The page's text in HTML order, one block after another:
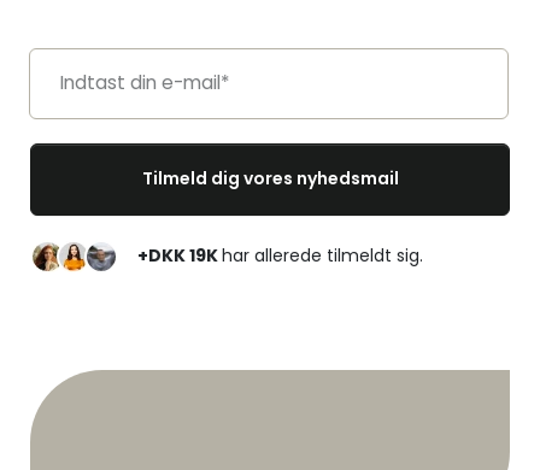
+DKK 19Khar allerede tilmeldt sig.